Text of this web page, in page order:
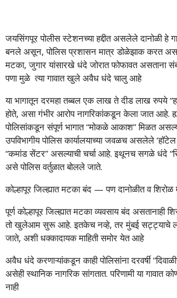
जयसिंगपूर पोलीस स्टेशनच्या हद्दीत असलेले दानोळी हे
बनले असून, पोलिस प्रशासन मात्र डोळेझाक करत
मटका, जुगार यांसारखे धंदे जोरात फोफावत असताना
पणा मुळे त्या गावात खुले अवैध धंदे चालु आहे
या भागातून दरमहा तब्बल एक लाख ते दीड लाख रुपये
होते, असा गंभीर आरोप नागरिकांकडून केला जात आहे.
पोलिसांकडून संपूर्ण भागात “मोकळे आकाश” मिळत
उपविभागीय पोलिस कार्यालयाच्या जवळच असलेले
“कमांड सेंटर” असल्याची चर्चा आहे. इथूनच सगळे धंदे
असे पोलिस वर्तुळात बोलले जाते.
कोल्हापूर जिल्ह्यात मटका बंद — पण दानोळीत व
पूर्ण कोल्हापूर जिल्ह्यात मटका व्यवसाय बंद असतानाही
तो खुलेआम सुरू आहे. इतकेच नव्हे, तर मुंबई सट्ट्याचे
जाते, अशी धक्कादायक माहिती समोर येत आहे
अवैध धंदे करणाऱ्यांकडून काही पोलिसांना दरवर्षी
असेही स्थानिक नागरिक सांगतात. परिणामी या गावात
नाही